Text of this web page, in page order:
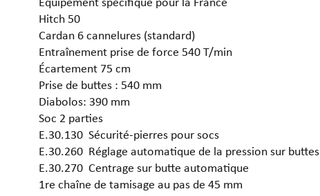
Hitch 50
Cardan 6 cannelures (standard)
Entraînement prise de force 540 T/min
Écartement 75 cm
Prise de buttes : 540 mm
Diabolos: 390 mm
Soc 2 parties
E.30.130 Sécurité-pierres pour socs
E.30.260 Réglage automatique de la pression sur buttes
E.30.270 Centrage sur butte automatique
1re chaîne de tamisage au pas de 45 mm